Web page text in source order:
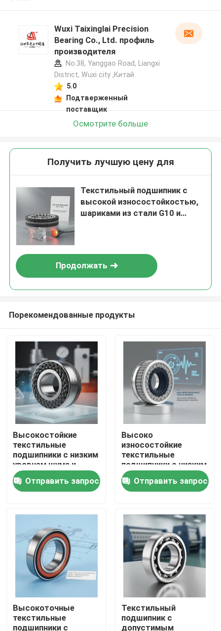
Дом
Продукты
О нас
Wuxi Taixinglai Precision
Bearing Co., Ltd. профиль
производителя
No.38, Yanggao Road, Liangxi
District, Wuxi city ,Китай
5.0
Подтверженный
поставщик
Осмотрите больше
Получить лучшую цену для
Текстильный подшипник с
высокой износостойкостью,
шариками из стали G10 и
Продолжать
Порекомендованные продукты
Высокостойкие
текстильные
подшипники с низким
уровнем шума и
широким диапазоном
температур от -40°C
до 120°C
Отправить запрос
Высоко
износостойкие
текстильные
подшипники с низким
уровнем шума и
скоростью до 3000
оборотов в минуту
приборов
Отправить запрос
Высокоточные
текстильные
подшипники с
Текстильный
подшипник с
допустимым